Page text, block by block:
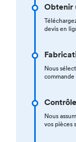
Obtenir
devis en
Nous
Nous
vos pièces